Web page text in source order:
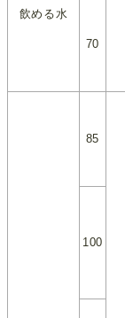
飲める水
70
85
100